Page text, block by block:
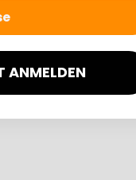
ANMELDEN